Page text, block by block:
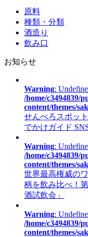
原料
種類・分類
酒造り
飲み口
お知らせ
Warning:
/home/c3494839/
content/themes/
せんべろスポッ
でかけガイド
Warning:
/home/c3494839/
content/themes/
世界最高権威の
柄を飲み比べ！
酒試飲会」
Warning:
/home/c3494839/
content/themes/